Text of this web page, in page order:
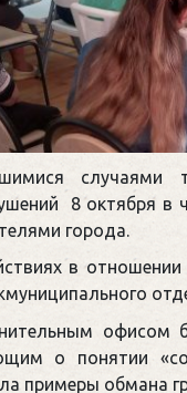
случаями
8 октября в
города.
в
офисом
о понятии
примеры обмана